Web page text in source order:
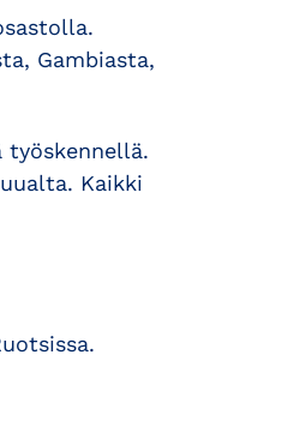
Gambiasta,
työskennellä.
Kaikki